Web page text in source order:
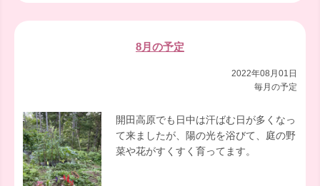
8月の予定
2022年08月01日
毎月の予定
開田高原でも日中は汗ばむ日が多くなっ
て来ましたが、陽の光を浴びて、庭の野
菜や花がすくすく育ってます。